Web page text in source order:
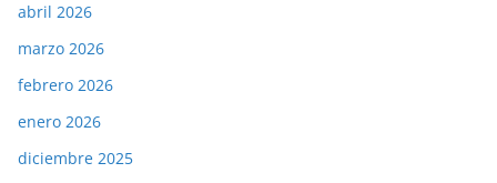
abril 2026
marzo 2026
febrero 2026
enero 2026
diciembre 2025